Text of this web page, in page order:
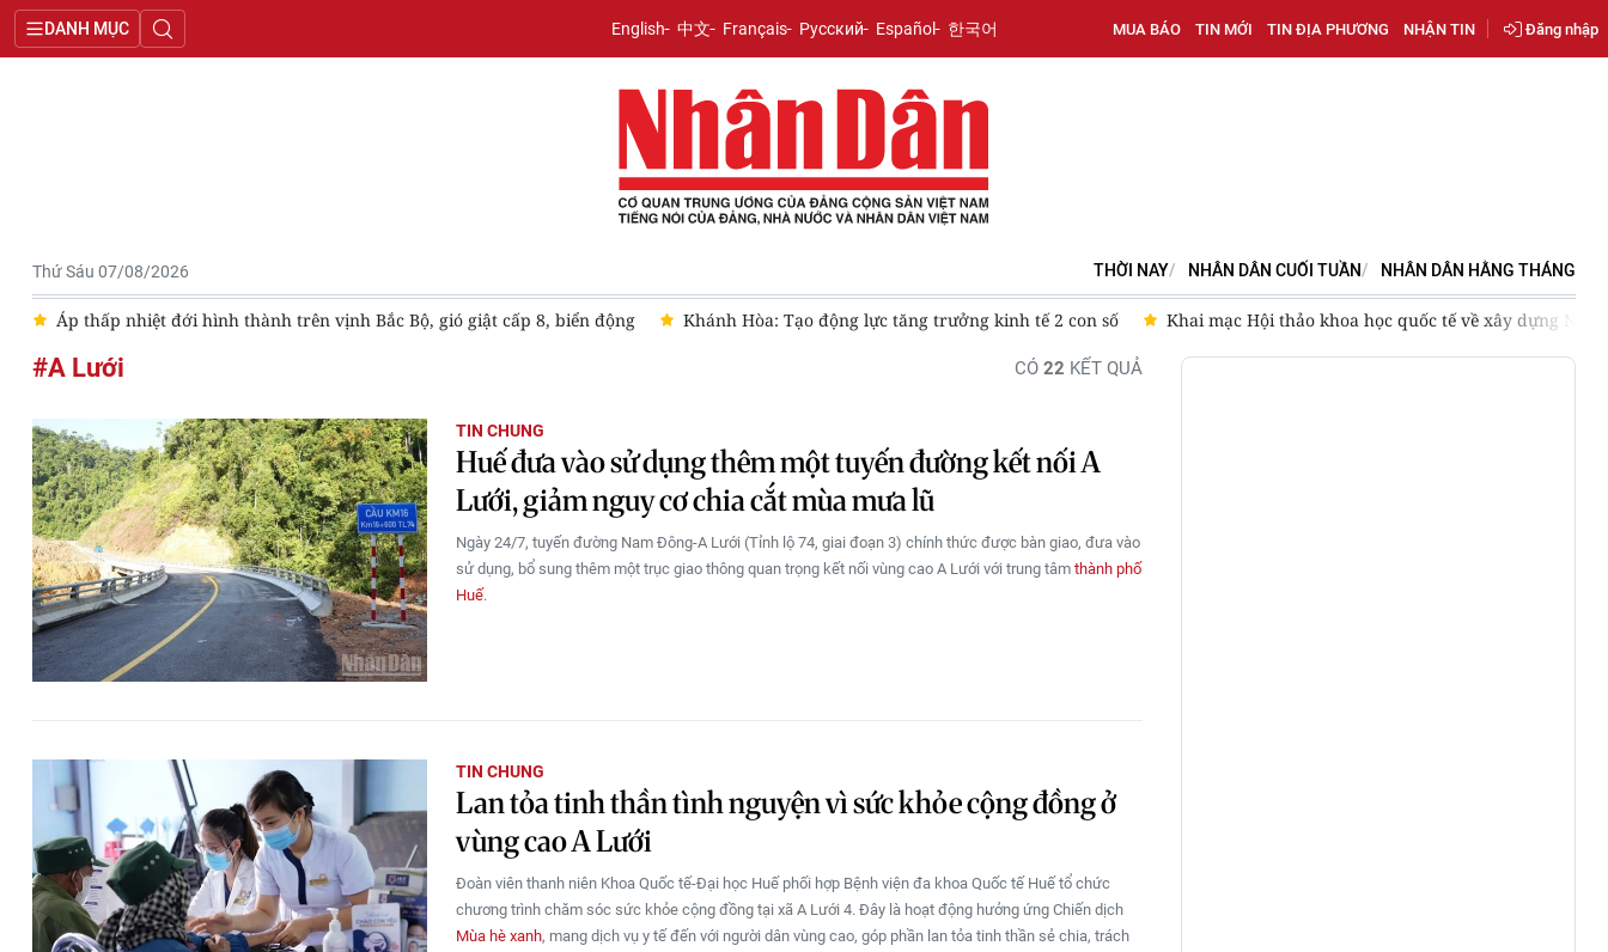
DANH MỤC English 中文 Français Русский Español 한국어 MUA BÁO TIN MỚI TIN ĐỊA PHƯƠNG NHẬN TIN Đăng nhập
Thứ Sáu 07/08/2026 THỜI NAY NHÂN DÂN CUỐI TUẦN NHÂN DÂN HẰNG THÁNG
Áp thấp nhiệt đới hình thành trên vịnh Bắc Bộ, gió giật cấp 8, biển động Khánh Hòa: Tạo động lực tăng trưởng kinh tế 2 con số Khai mạc Hội thảo khoa học quốc tế về xây dựng
#A Lưới CÓ 22 KẾT QUẢ
TIN CHUNG
Huế đưa vào sử dụng thêm một tuyến đường kết nối A
Lưới, giảm nguy cơ chia cắt mùa mưa lũ
Ngày 24/7, tuyến đường Nam Đông-A Lưới (Tỉnh lộ 74, giai đoạn 3) chính thức được bàn giao, đưa vào
sử dụng, bổ sung thêm một trục giao thông quan trọng kết nối vùng cao A Lưới với trung tâm thành phố
Huế.
TIN CHUNG
Lan tỏa tinh thần tình nguyện vì sức khỏe cộng đồng ở
vùng cao A Lưới
Đoàn viên thanh niên Khoa Quốc tế-Đại học Huế phối hợp Bệnh viện đa khoa Quốc tế Huế tổ chức
chương trình chăm sóc sức khỏe cộng đồng tại xã A Lưới 4. Đây là hoạt động hưởng ứng Chiến dịch
Mùa hè xanh, mang dịch vụ y tế đến với người dân vùng cao, góp phần lan tỏa tinh thần sẻ chia, trách